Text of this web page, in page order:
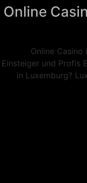
Online
Online
Einsteiger und Profis
in Luxemburg?